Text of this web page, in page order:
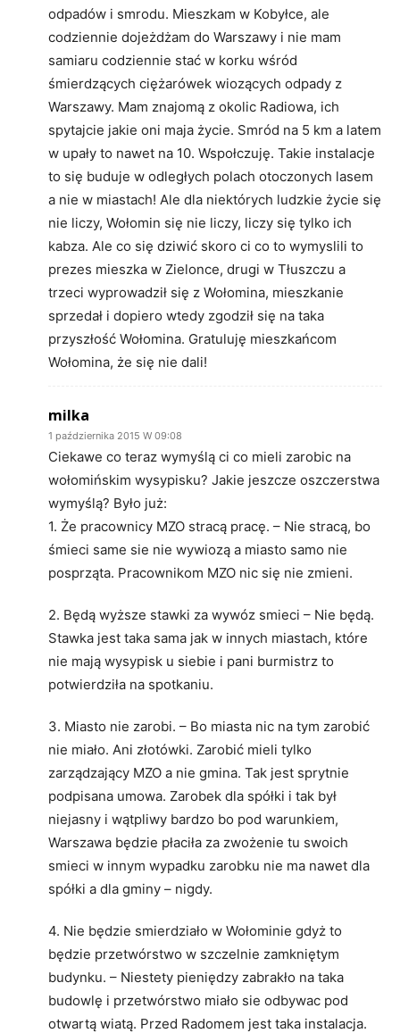
odpadów i smrodu. Mieszkam w Kobyłce, ale
codziennie dojeżdżam do Warszawy i nie mam
samiaru codziennie stać w korku wśród
śmierdzących ciężarówek wiozących odpady z
Warszawy. Mam znajomą z okolic Radiowa, ich
spytajcie jakie oni maja życie. Smród na 5 km a latem
w upały to nawet na 10. Wspołczuję. Takie instalacje
to się buduje w odległych polach otoczonych lasem
a nie w miastach! Ale dla niektórych ludzkie życie się
nie liczy, Wołomin się nie liczy, liczy się tylko ich
kabza. Ale co się dziwić skoro ci co to wymyslili to
prezes mieszka w Zielonce, drugi w Tłuszczu a
trzeci wyprowadził się z Wołomina, mieszkanie
sprzedał i dopiero wtedy zgodził się na taka
przyszłość Wołomina. Gratuluję mieszkańcom
Wołomina, że się nie dali!
milka
1 października 2015 W 09:08
Ciekawe co teraz wymyślą ci co mieli zarobic na
wołomińskim wysypisku? Jakie jeszcze oszczerstwa
wymyślą? Było już:
1. Że pracownicy MZO stracą pracę. – Nie stracą, bo
śmieci same sie nie wywiozą a miasto samo nie
posprząta. Pracownikom MZO nic się nie zmieni.
2. Będą wyższe stawki za wywóz smieci – Nie będą.
Stawka jest taka sama jak w innych miastach, które
nie mają wysypisk u siebie i pani burmistrz to
potwierdziła na spotkaniu.
3. Miasto nie zarobi. – Bo miasta nic na tym zarobić
nie miało. Ani złotówki. Zarobić mieli tylko
zarządzający MZO a nie gmina. Tak jest sprytnie
podpisana umowa. Zarobek dla spółki i tak był
niejasny i wątpliwy bardzo bo pod warunkiem,
Warszawa będzie płaciła za zwożenie tu swoich
smieci w innym wypadku zarobku nie ma nawet dla
spółki a dla gminy – nigdy.
4. Nie będzie smierdziało w Wołominie gdyż to
będzie przetwórstwo w szczelnie zamkniętym
budynku. – Niestety pieniędzy zabrakło na taka
budowlę i przetwórstwo miało sie odbywac pod
otwartą wiatą. Przed Radomem jest taka instalacja.